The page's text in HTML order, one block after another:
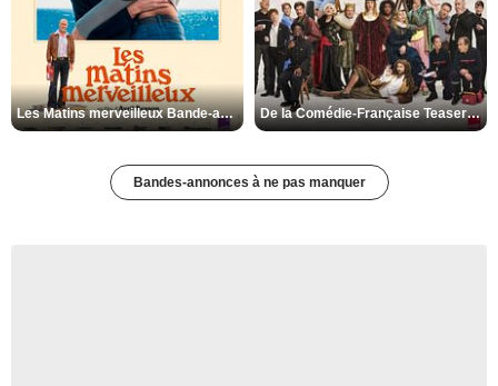
Les Matins merveilleux Bande-annonce VF De la Comédie-Française Teaser VF
Bandes-annonces à ne pas manquer